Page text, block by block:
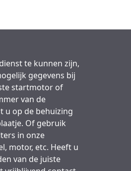
te kunnen zijn,
gegevens bij
startmotor of
van de
u op de behuizing
Of gebruik
in onze
motor, etc. Heeft u
van de juiste